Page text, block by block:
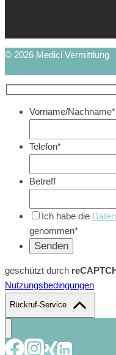
© 2026 Medici Vermittlung
Vorname/Nachname*
Telefon*
Betreff
Ich habe die
genommen*
geschützt durch
Nutzungsbedingungen
Rückruf-Service